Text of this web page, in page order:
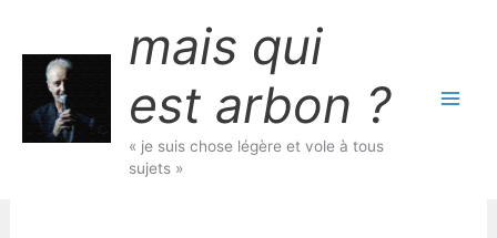
contenu
mais qui
est arbon ?
« je suis chose légère et vole à tous
sujets »